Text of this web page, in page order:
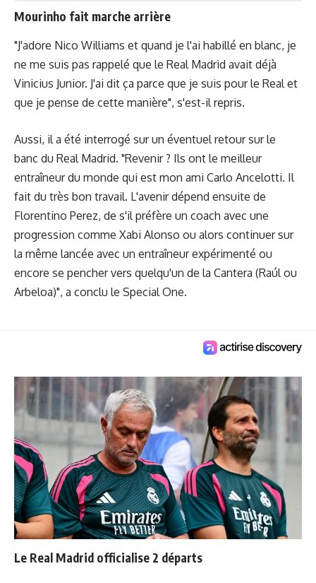
Mourinho fait marche arrière
"J'adore Nico Williams et quand je l'ai habillé en blanc, je
ne me suis pas rappelé que le Real Madrid avait déjà
Vinicius Junior. J'ai dit ça parce que je suis pour le Real et
que je pense de cette manière", s'est-il repris.
Aussi, il a été interrogé sur un éventuel retour sur le
banc du Real Madrid. "Revenir ? Ils ont le meilleur
entraîneur du monde qui est mon ami Carlo Ancelotti. Il
fait du très bon travail. L'avenir dépend ensuite de
Florentino Perez, de s'il préfère un coach avec une
progression comme Xabi Alonso ou alors continuer sur
la même lancée avec un entraîneur expérimenté ou
encore se pencher vers quelqu'un de la Cantera (Raúl ou
Arbeloa)", a conclu le Special One.
Le Real Madrid officialise 2 départs